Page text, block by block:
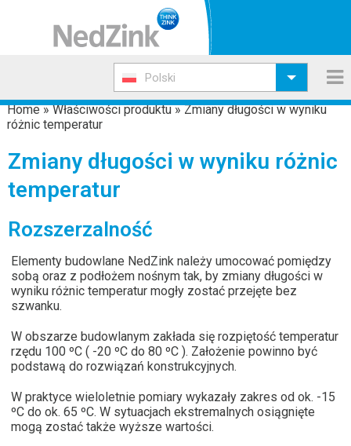
Polski
Home»Właściwości produktu»Zmiany długości w wyniku
różnic temperatur
Zmiany długości w wyniku różnic
temperatur
Rozszerzalność
Elementy budowlane NedZink należy umocować pomiędzy
sobą oraz z podłożem nośnym tak, by zmiany długości w
wyniku różnic temperatur mogły zostać przejęte bez
szwanku.
W obszarze budowlanym zakłada się rozpiętość temperatur
rzędu 100 ºC ( -20 ºC do 80 ºC ). Założenie powinno być
podstawą do rozwiązań konstrukcyjnych.
W praktyce wieloletnie pomiary wykazały zakres od ok. -15
ºC do ok. 65 ºC. W sytuacjach ekstremalnych osiągnięte
mogą zostać także wyższe wartości.